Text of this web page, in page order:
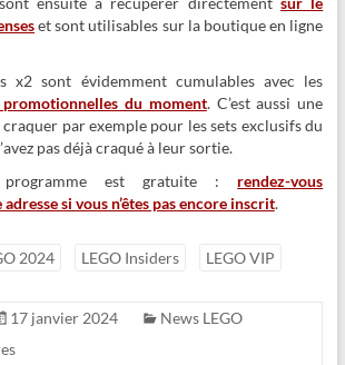
et sont utilisables sur la boutique en ligne
x2 sont évidemment cumulables avec les
du moment. C’est aussi une
par exemple pour les sets exclusifs du
pas déjà craqué à leur sortie.
programme est gratuite : rendez-vous
si vous n’êtes pas encore inscrit.
2024 LEGO Insiders LEGO VIP
17 janvier 2024
News LEGO